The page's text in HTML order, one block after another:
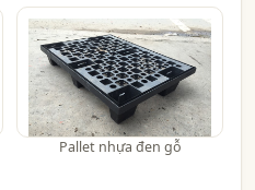
Pallet nhựa đen gỗ